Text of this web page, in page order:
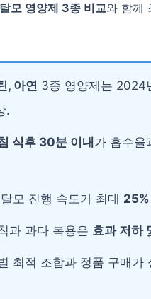
탈모 영양제 3종 비교와 함께
, 아연 3종 영양제는 2024
.
식후 30분 이내가 흡수율
모 진행 속도가 최대
과 과다 복용은 효과 저하
최적 조합과 정품 구매가